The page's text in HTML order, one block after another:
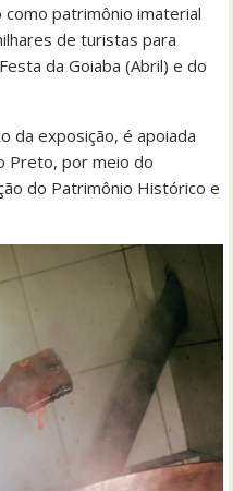
patrimônio imaterial
de turistas para
da Goiaba (Abril) e do
da exposição, é apoiada
Preto, por meio do
do Patrimônio Histórico e